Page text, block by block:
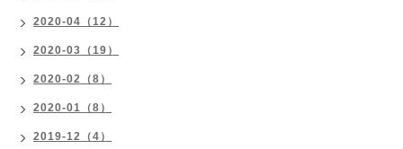
2020-04（12）
2020-03（19）
2020-02（8）
2020-01（8）
2019-12（4）